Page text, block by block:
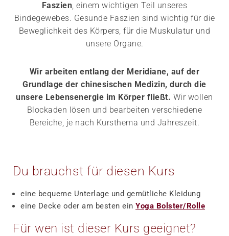
Faszien, einem wichtigen Teil unseres
Bindegewebes. Gesunde Faszien sind wichtig für die
Beweglichkeit des Körpers, für die Muskulatur und
unsere Organe.
Wir arbeiten entlang der Meridiane, auf der
Grundlage der chinesischen Medizin, durch die
unsere Lebensenergie im Körper fließt. Wir wollen
Blockaden lösen und bearbeiten verschiedene
Bereiche, je nach Kursthema und Jahreszeit.
Du brauchst für diesen Kurs
eine bequeme Unterlage und gemütliche Kleidung
eine Decke oder am besten ein Yoga Bolster/Rolle
Für wen ist dieser Kurs geeignet?